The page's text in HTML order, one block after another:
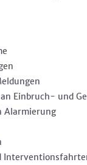
Einbruch- und
Alarmierung